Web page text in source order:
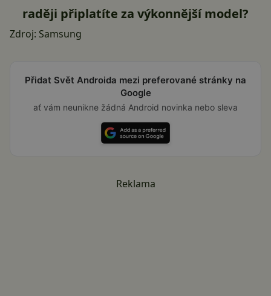
raději připlatíte za výkonnější model?
Zdroj: Samsung
Přidat Svět Androida mezi preferované stránky na
Google
ať vám neunikne žádná Android novinka nebo sleva
Reklama